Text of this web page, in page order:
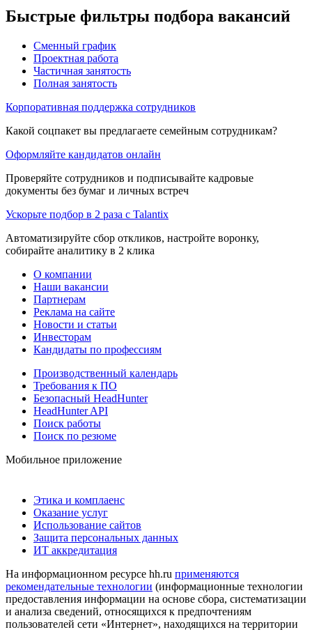
Быстрые фильтры подбора вакансий
Сменный график
Проектная работа
Частичная занятость
Полная занятость
Корпоративная поддержка сотрудников
Какой соцпакет вы предлагаете семейным сотрудникам?
Оформляйте кандидатов онлайн
Проверяйте сотрудников и подписывайте кадровые
документы без бумаг и личных встреч
Ускорьте подбор в 2 раза с Talantix
Автоматизируйте сбор откликов, настройте воронку,
собирайте аналитику в 2 клика
О компании
Наши вакансии
Партнерам
Реклама на сайте
Новости и статьи
Инвесторам
Кандидаты по профессиям
Производственный календарь
Требования к ПО
Безопасный HeadHunter
HeadHunter API
Поиск работы
Поиск по резюме
Мобильное приложение
Этика и комплаенс
Оказание услуг
Использование сайтов
Защита персональных данных
ИТ аккредитация
На информационном ресурсе hh.ru применяются
рекомендательные технологии (информационные технологии
предоставления информации на основе сбора, систематизации
и анализа сведений, относящихся к предпочтениям
пользователей сети «Интернет», находящихся на территории